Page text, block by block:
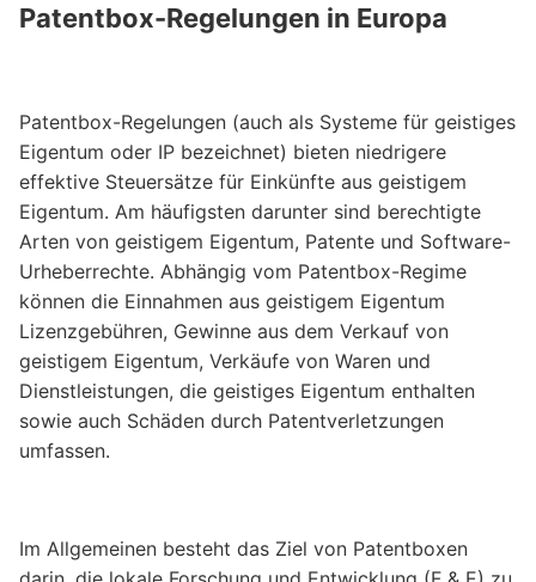
Patentbox-Regelungen in Europa
Patentbox-Regelungen (auch als Systeme für geistiges
Eigentum oder IP bezeichnet) bieten niedrigere
effektive Steuersätze für Einkünfte aus geistigem
Eigentum. Am häufigsten darunter sind berechtigte
Arten von geistigem Eigentum, Patente und Software-
Urheberrechte. Abhängig vom Patentbox-Regime
können die Einnahmen aus geistigem Eigentum
Lizenzgebühren, Gewinne aus dem Verkauf von
geistigem Eigentum, Verkäufe von Waren und
Dienstleistungen, die geistiges Eigentum enthalten
sowie auch Schäden durch Patentverletzungen
umfassen.
Im Allgemeinen besteht das Ziel von Patentboxen